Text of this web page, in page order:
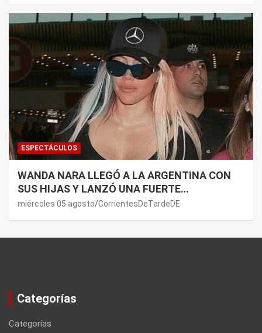
ESPECTÁCULOS
WANDA NARA LLEGÓ A LA ARGENTINA CON
SUS HIJAS Y LANZÓ UNA FUERTE
PREMONICIÓN SOBRE MAURO ICARDI
miércoles 05 agosto CorrientesDeTardeDE
Categorías
Categorías